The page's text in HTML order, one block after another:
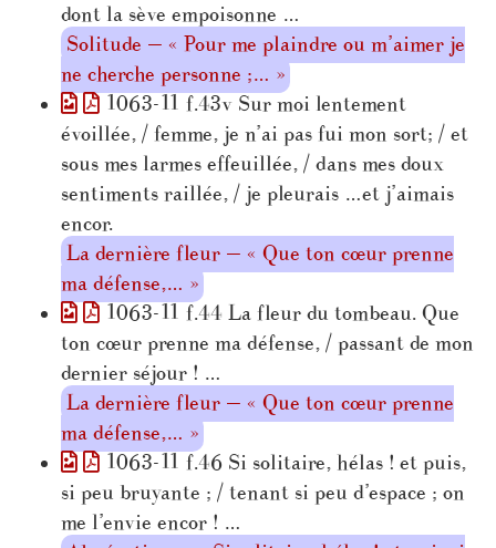
dont la sève empoisonne …
Solitude — « Pour me plaindre ou m’aimer je
ne cherche personne ;… »
1063-11 f.43v Sur moi lentement
évoillée, / femme, je n’ai pas fui mon sort; / et
sous mes larmes effeuillée, / dans mes doux
sentiments raillée, / je pleurais …et j’aimais
encor.
La dernière fleur — « Que ton cœur prenne
ma défense,… »
1063-11 f.44 La fleur du tombeau. Que
ton cœur prenne ma défense, / passant de mon
dernier séjour ! …
La dernière fleur — « Que ton cœur prenne
ma défense,… »
1063-11 f.46 Si solitaire, hélas ! et puis,
si peu bruyante ; / tenant si peu d’espace ; on
me l’envie encor ! …